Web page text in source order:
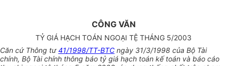
CÔNG VĂN
TỶ GIÁ HẠCH TOÁN NGOẠI TỆ THÁNG 5/2003
Căn cứ Thông tư41/1998/TT-BTC ngày 31/3/1998 của Bộ Tài
chính, Bộ Tài chính thông báo tỷ giá hạch toán kế toán và báo cáo